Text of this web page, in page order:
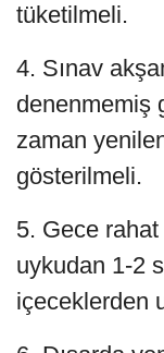
tüketilmeli.
4. Sınav
denenmemiş
zaman
gösterilmeli.
5. Gece rahat
uykudan 1-2
içeceklerden